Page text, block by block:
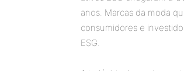
anos. Marcas da moda
consumidores e
ESG.